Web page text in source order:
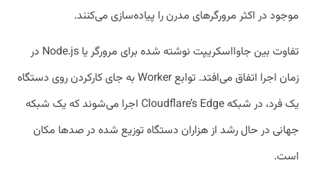
موجود در اکثر مرورگرهای مدرن را پیاده‌سازی می‌کنند.
تفاوت بین جاوااسکریپت نوشته شده برای مرورگر یا Node.js در
زمان اجرا اتفاق می‌افتد. توابع Worker به جای کارکردن روی دستگاه
یک فرد، در شبکه Cloudflare’s Edge اجرا می‌شوند که یک شبکه
جهانی در حال رشد از هزاران دستگاه توزیع شده در صدها مکان
است.